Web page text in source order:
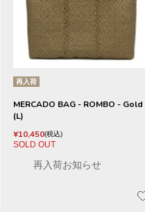
再入荷
MERCADO BAG - ROMBO - Gold
(L)
¥10,450 税込
SOLD OUT
再入荷お知らせ